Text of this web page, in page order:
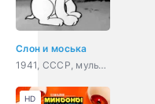
Слон и моська
1941, СССР, мультфильм, короткометражка
HD